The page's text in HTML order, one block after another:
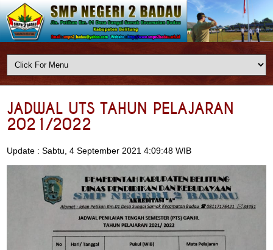
JADWAL UTS TAHUN PELAJARAN
2021/2022
Update : Sabtu, 4 September 2021 4:09:48 WIB